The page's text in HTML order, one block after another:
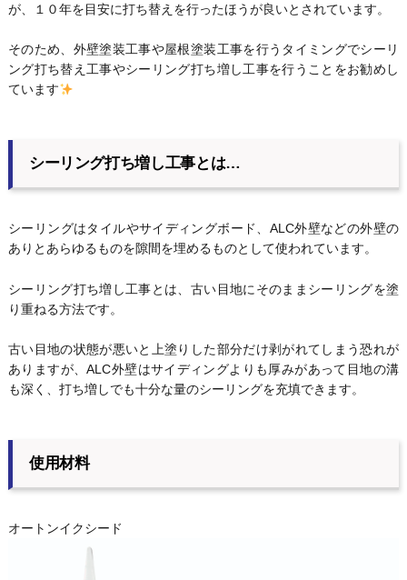
が、１０年を目安に打ち替えを行ったほうが良いとされています。
そのため、外壁塗装工事や屋根塗装工事を行うタイミングでシーリ
ング打ち替え工事やシーリング打ち増し工事を行うことをお勧めし
ています
シーリング打ち増し工事とは…
シーリングはタイルやサイディングボード、ALC外壁などの外壁の
ありとあらゆるものを隙間を埋めるものとして使われています。
シーリング打ち増し工事とは、古い目地にそのままシーリングを塗
り重ねる方法です。
古い目地の状態が悪いと上塗りした部分だけ剥がれてしまう恐れが
ありますが、ALC外壁はサイディングよりも厚みがあって目地の溝
も深く、打ち増しでも十分な量のシーリングを充填できます。
使用材料
オートンイクシード